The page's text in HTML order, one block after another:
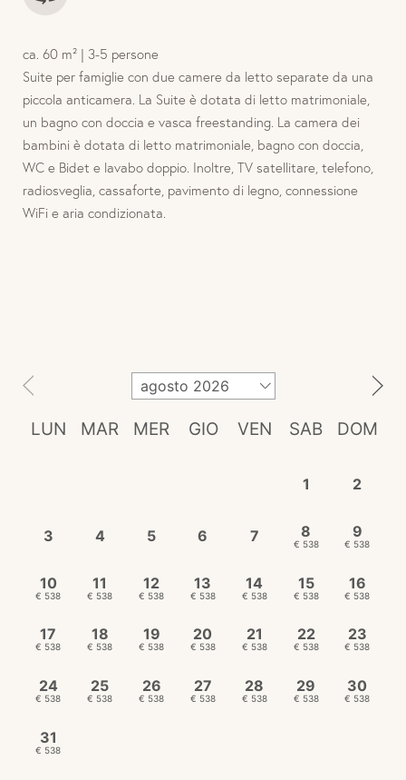
ca. 60 m² | 3-5 persone
Suite per famiglie con due camere da letto separate da una
piccola anticamera. La Suite è dotata di letto matrimoniale,
un bagno con doccia e vasca freestanding. La camera dei
bambini è dotata di letto matrimoniale, bagno con doccia,
WC e Bidet e lavabo doppio. Inoltre, TV satellitare, telefono,
radiosveglia, cassaforte, pavimento di legno, connessione
WiFi e aria condizionata.